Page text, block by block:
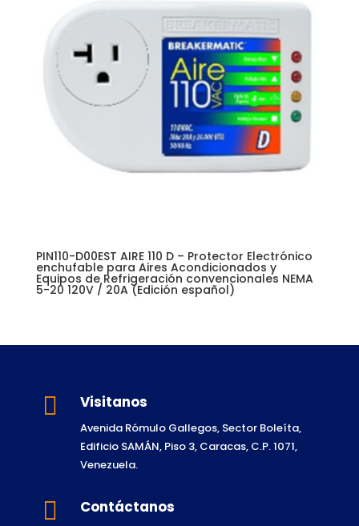
PIN110-D00EST AIRE 110 D – Protector Electrónico
enchufable para Aires Acondicionados y
Equipos de Refrigeración convencionales NEMA
5-20 120V / 20A (Edición español)
 Visitanos
Avenida Rómulo Gallegos, Sector Boleíta,
Edificio SAMÁN, Piso 3, Caracas, C.P. 1071,
Venezuela.
 Contáctanos